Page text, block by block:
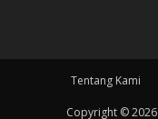
Tentang Kami
Copyright © 2026